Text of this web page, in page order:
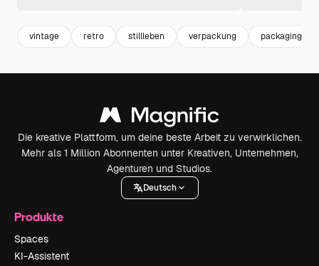
vintage retro stillleben verpackung packaging
Die kreative Plattform, um deine beste Arbeit zu verwirklichen.
Mehr als 1 Million Abonnenten unter Kreativen, Unternehmen,
Agenturen und Studios.
Deutsch
Produkte
Spaces
KI-Assistent